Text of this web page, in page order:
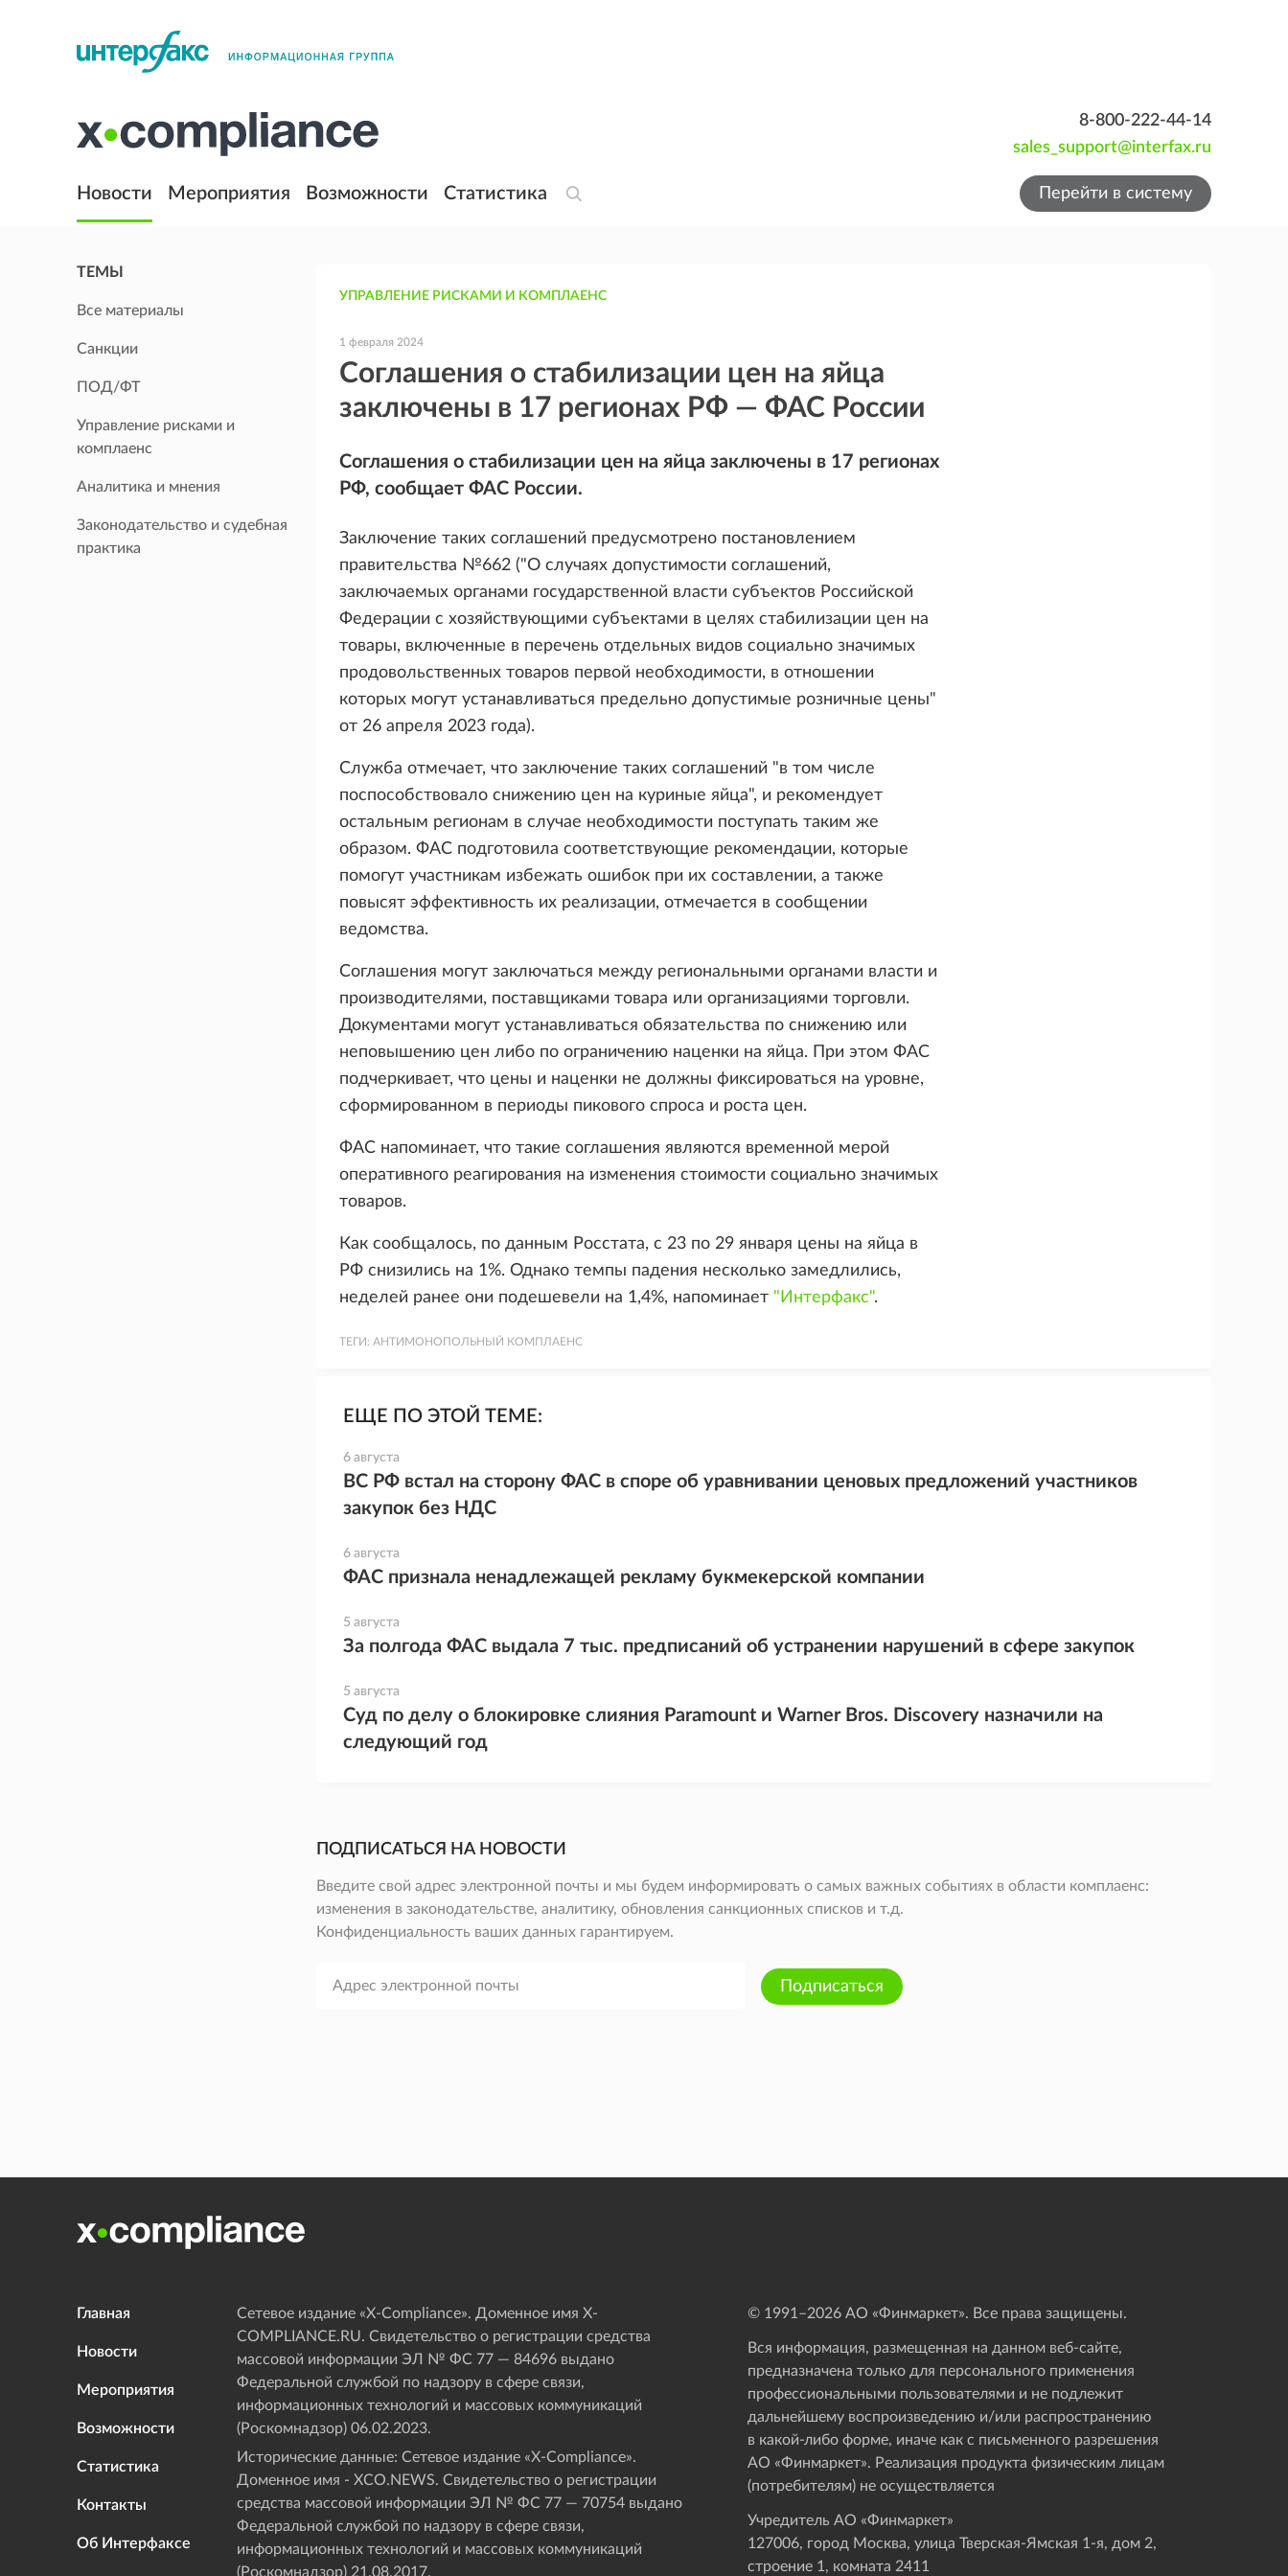
8-800-222-44-14
sales_support@interfax.ru
Новости Мероприятия Возможности Статистика Перейти в систему
ТЕМЫ
Все материалы
Санкции
ПОД/ФТ
Управление рисками и
комплаенс
Аналитика и мнения
Законодательство и судебная
практика
УПРАВЛЕНИЕ РИСКАМИ И КОМПЛАЕНС
1 февраля 2024
Соглашения о стабилизации цен на яйца
заключены в 17 регионах РФ — ФАС России
Соглашения о стабилизации цен на яйца заключены в 17 регионах
РФ, сообщает ФАС России.
Заключение таких соглашений предусмотрено постановлением
правительства №662 ("О случаях допустимости соглашений,
заключаемых органами государственной власти субъектов Российской
Федерации с хозяйствующими субъектами в целях стабилизации цен на
товары, включенные в перечень отдельных видов социально значимых
продовольственных товаров первой необходимости, в отношении
которых могут устанавливаться предельно допустимые розничные цены"
от 26 апреля 2023 года).
Служба отмечает, что заключение таких соглашений "в том числе
поспособствовало снижению цен на куриные яйца", и рекомендует
остальным регионам в случае необходимости поступать таким же
образом. ФАС подготовила соответствующие рекомендации, которые
помогут участникам избежать ошибок при их составлении, а также
повысят эффективность их реализации, отмечается в сообщении
ведомства.
Соглашения могут заключаться между региональными органами власти и
производителями, поставщиками товара или организациями торговли.
Документами могут устанавливаться обязательства по снижению или
неповышению цен либо по ограничению наценки на яйца. При этом ФАС
подчеркивает, что цены и наценки не должны фиксироваться на уровне,
сформированном в периоды пикового спроса и роста цен.
ФАС напоминает, что такие соглашения являются временной мерой
оперативного реагирования на изменения стоимости социально значимых
товаров.
Как сообщалось, по данным Росстата, с 23 по 29 января цены на яйца в
РФ снизились на 1%. Однако темпы падения несколько замедлились,
неделей ранее они подешевели на 1,4%, напоминает "Интерфакс".
ТЕГИ: АНТИМОНОПОЛЬНЫЙ КОМПЛАЕНС
ЕЩЕ ПО ЭТОЙ ТЕМЕ:
6 августа
ВС РФ встал на сторону ФАС в споре об уравнивании ценовых предложений участников
закупок без НДС
6 августа
ФАС признала ненадлежащей рекламу букмекерской компании
5 августа
За полгода ФАС выдала 7 тыс. предписаний об устранении нарушений в сфере закупок
5 августа
Суд по делу о блокировке слияния Paramount и Warner Bros. Discovery назначили на
следующий год
ПОДПИСАТЬСЯ НА НОВОСТИ
Введите свой адрес электронной почты и мы будем информировать о самых важных событиях в области комплаенс:
изменения в законодательстве, аналитику, обновления санкционных списков и т.д.
Конфиденциальность ваших данных гарантируем.
Подписаться
Главная
Новости
Мероприятия
Возможности
Статистика
Контакты
Об Интерфаксе
Сетевое издание «Х-Compliance». Доменное имя X-
COMPLIANCE.RU. Свидетельство о регистрации средства
массовой информации ЭЛ № ФС 77 — 84696 выдано
Федеральной службой по надзору в сфере связи,
информационных технологий и массовых коммуникаций
(Роскомнадзор) 06.02.2023.
Исторические данные: Сетевое издание «Х-Compliance».
Доменное имя - XCO.NEWS. Свидетельство о регистрации
средства массовой информации ЭЛ № ФС 77 — 70754 выдано
Федеральной службой по надзору в сфере связи,
информационных технологий и массовых коммуникаций
(Роскомнадзор) 21.08.2017.
© 1991–2026АО «Финмаркет». Все права защищены.
Вся информация, размещенная на данном веб-сайте,
предназначена только для персонального применения
профессиональными пользователями и не подлежит
дальнейшему воспроизведению и/или распространению
в какой-либо форме, иначе как с письменного разрешения
АО «Финмаркет». Реализация продукта физическим лицам
(потребителям) не осуществляется
Учредитель АО «Финмаркет»
127006, город Москва, улица Тверская-Ямская 1-я, дом 2,
строение 1, комната 2411